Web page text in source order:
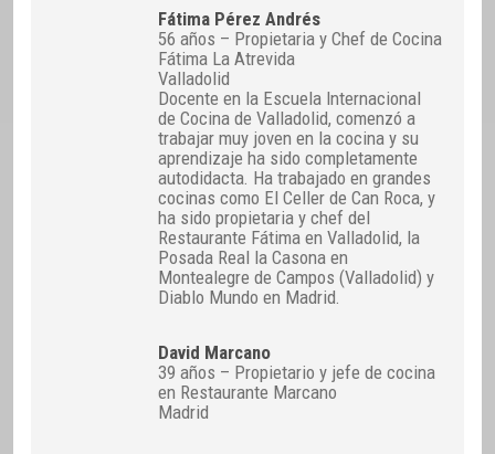
Fátima Pérez Andrés
56 años – Propietaria y Chef de Cocina
Fátima La Atrevida
Valladolid
Docente en la Escuela Internacional
de Cocina de Valladolid, comenzó a
trabajar muy joven en la cocina y su
aprendizaje ha sido completamente
autodidacta. Ha trabajado en grandes
cocinas como El Celler de Can Roca, y
ha sido propietaria y chef del
Restaurante Fátima en Valladolid, la
Posada Real la Casona en
Montealegre de Campos (Valladolid) y
Diablo Mundo en Madrid.
David Marcano
39 años – Propietario y jefe de cocina
en Restaurante Marcano
Madrid